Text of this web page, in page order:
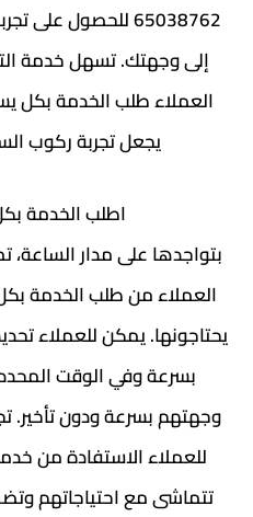
65038762 للحصول
إلى وجهتك. تسهل خدمة
العملاء طلب الخدمة بكل
يجعل تجربة ركوب
اطلب الخدمة
بتواجدها على مدار
العملاء من طلب الخدمة
يحتاجونها. يمكن للعملاء
بسرعة وفي الوقت
وجهتهم بسرعة ودون تأخير.
للعملاء الاستفادة من
تتماشى مع احتياجاتهم